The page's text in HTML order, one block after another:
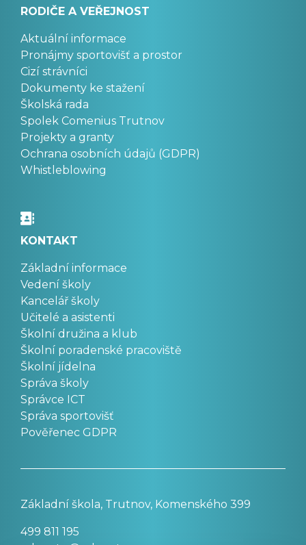
RODIČE A VEŘEJNOST
Aktuální informace
Pronájmy sportovišť a prostor
Cizí strávníci
Dokumenty ke stažení
Školská rada
Spolek Comenius Trutnov
Projekty a granty
Ochrana osobních údajů (GDPR)
Whistleblowing
KONTAKT
Základní informace
Vedení školy
Kancelář školy
Učitelé a asistenti
Školní družina a klub
Školní poradenské pracoviště
Školní jídelna
Správa školy
Správce ICT
Správa sportovišť
Pověřenec GDPR
Základní škola, Trutnov, Komenského 399
499 811 195